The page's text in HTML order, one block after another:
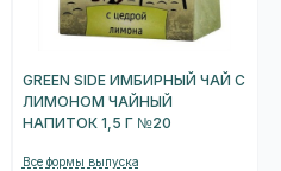
GREEN SIDE ИМБИРНЫЙ ЧАЙ С
ЛИМОНОМ ЧАЙНЫЙ
НАПИТОК 1,5 Г №20
Все формы выпуска